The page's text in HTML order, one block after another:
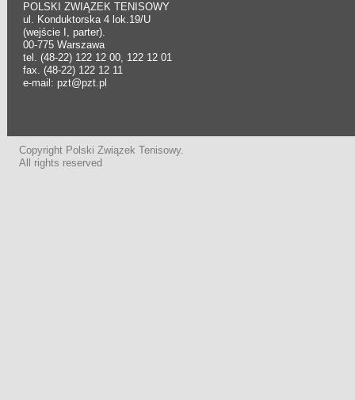
POLSKI ZWIĄZEK TENISOWY
ul. Konduktorska 4 lok.19/U
(wejście I, parter).
00-775 Warszawa
tel. (48-22) 122 12 00, 122 12 01
fax. (48-22) 122 12 11
e-mail: pzt@pzt.pl
Copyright Polski Związek Tenisowy.
All rights reserved